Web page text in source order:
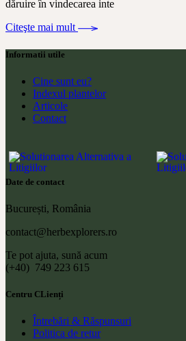
dăruire în vindecarea inte
Citeşte mai mult
Informatii utile
Cine sunt eu?
Indexul plantelor
Articole
Contact
Date de contact
București, România
contact@herbexplorers.ro
Te pot ajuta, sună acum
(+40) 749 223 615
Centru CLienți
Întrebări & Răspunsuri
Politica de retur